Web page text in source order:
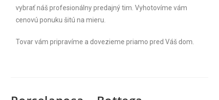
vybrať náš profesionálny predajný tim. Vyhotovíme vám
cenovú ponuku šitú na mieru.
Tovar vám pripravíme a dovezieme priamo pred Váš dom.